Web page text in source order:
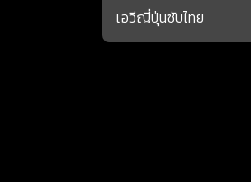
เอวีญี่ปุ่นซับไทย